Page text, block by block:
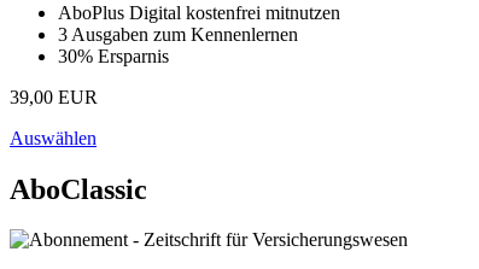
AboPlus Digital kostenfrei mitnutzen
3 Ausgaben zum Kennenlernen
30% Ersparnis
39,00 EUR
Auswählen
AboClassic